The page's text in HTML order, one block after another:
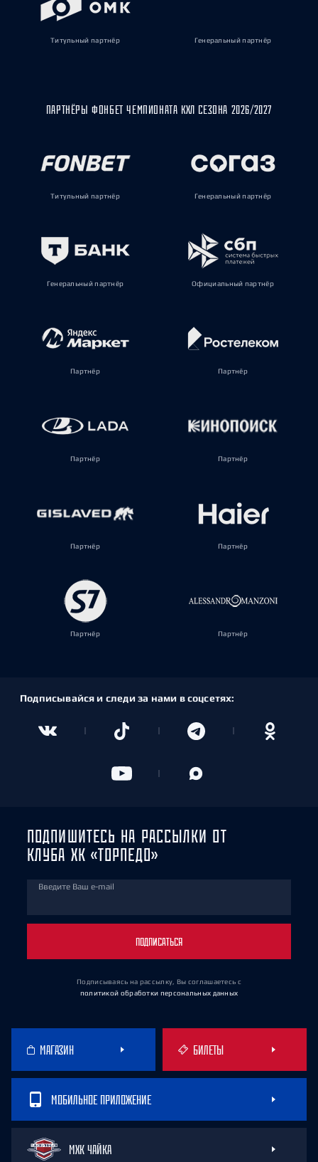
Титульный партнёр Генеральный партнёр
ПАРТНЁРЫ ФОНБЕТ ЧЕМПИОНАТА КХЛ СЕЗОНА 2026/2027
Титульный партнёр Генеральный партнёр
Генеральный партнёр Официальный партнёр
Партнёр Партнёр
Партнёр Партнёр
Партнёр Партнёр
Партнёр Партнёр
Подписывайся и следи за нами в соцсетях:
ПОДПИШИТЕСЬ НА РАССЫЛКИ ОТ
КЛУБА ХК «ТОРПЕДО»
Введите Ваш e-mail
ПОДПИСАТЬСЯ
Подписываясь на рассылку, Вы соглашаетесь с
политикой обработки персональных данных
МАГАЗИН БИЛЕТЫ
МОБИЛЬНОЕ ПРИЛОЖЕНИЕ
МХК ЧАЙКА